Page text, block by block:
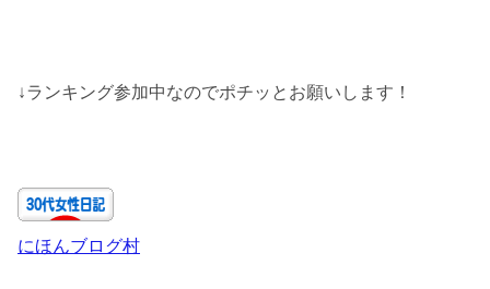
↓ランキング参加中なのでポチッとお願いします！
にほんブログ村